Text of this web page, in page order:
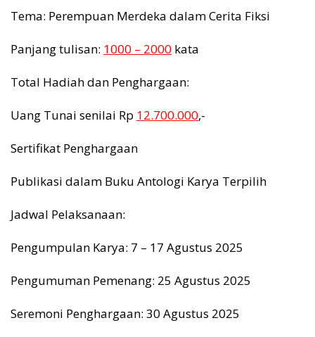
Tema: Perempuan Merdeka dalam Cerita Fiksi
Panjang tulisan: 1000 – 2000 kata
Total Hadiah dan Penghargaan:
Uang Tunai senilai Rp 12.700.000,-
Sertifikat Penghargaan
Publikasi dalam Buku Antologi Karya Terpilih
Jadwal Pelaksanaan:
Pengumpulan Karya: 7 – 17 Agustus 2025
Pengumuman Pemenang: 25 Agustus 2025
Seremoni Penghargaan: 30 Agustus 2025